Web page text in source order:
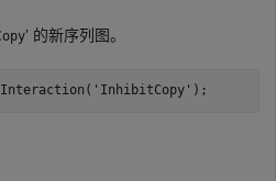
' 的新序列图。
'InhibitCopy' );